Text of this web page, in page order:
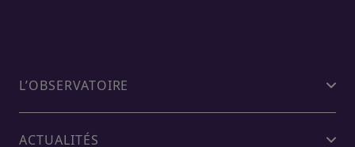
L’OBSERVATOIRE
ACTUALITÉS